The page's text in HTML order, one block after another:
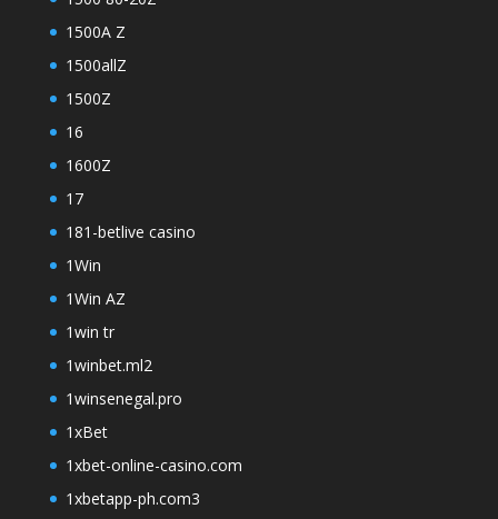
1500A Z
1500allZ
1500Z
16
1600Z
17
181-betlive casino
1Win
1Win AZ
1win tr
1winbet.ml2
1winsenegal.pro
1xBet
1xbet-online-casino.com
1xbetapp-ph.com3